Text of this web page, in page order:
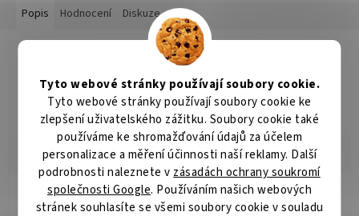
Tyto webové stránky používají soubory cookie.
Tyto webové stránky používají soubory cookie ke
zlepšení uživatelského zážitku. Soubory cookie také
používáme ke shromažďování údajů za účelem
personalizace a měření účinnosti naší reklamy. Další
podrobnosti naleznete v zásadách ochrany soukromí
společnosti Google. Používáním našich webových
stránek souhlasíte se všemi soubory cookie v souladu
Popis Hodnocení Diskuze
Detailní popis produktu
Popis produktu není dostupný
Radomír Hurník